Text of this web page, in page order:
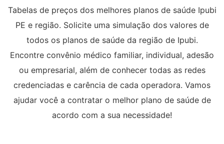
Tabelas de preços dos melhores planos de saúde Ipubi
PE e região. Solicite uma simulação dos valores de
todos os planos de saúde da região de Ipubi.
Encontre convênio médico familiar, individual, adesão
ou empresarial, além de conhecer todas as redes
credenciadas e carência de cada operadora. Vamos
ajudar você a contratar o melhor plano de saúde de
acordo com a sua necessidade!